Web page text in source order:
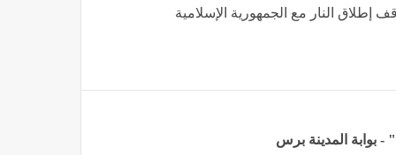
إطلاق النار مع الجمهورية الإسلامية